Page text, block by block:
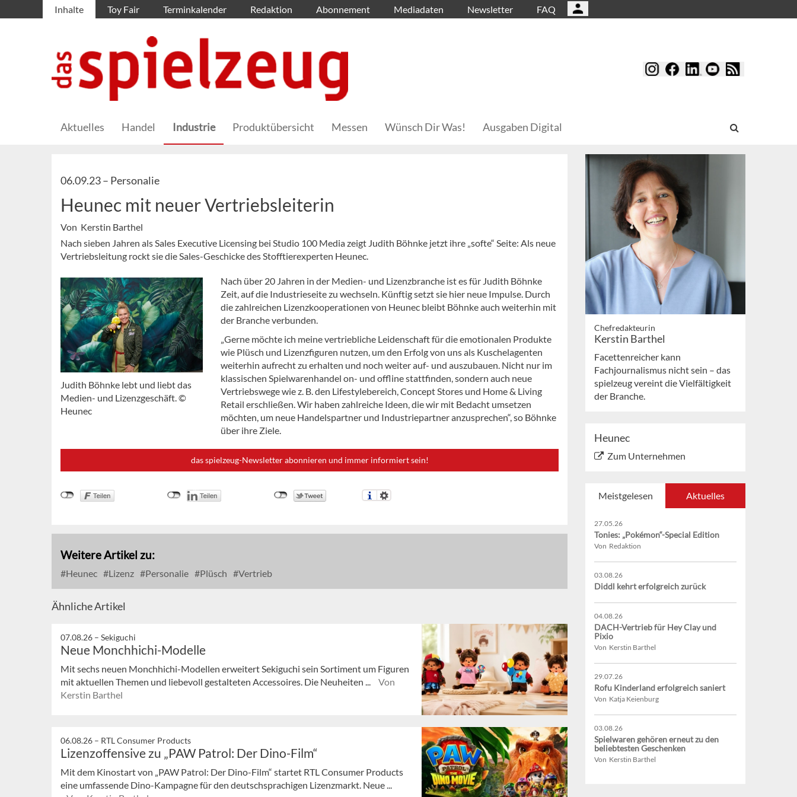
Inhalte Toy Fair Terminkalender Redaktion Abonnement Mediadaten Newsletter FAQ
Aktuelles Handel Industrie Produktübersicht Messen Wünsch Dir Was! Ausgaben Digital
06.09.23 – Personalie
Heunec mit neuer Vertriebsleiterin
Von Kerstin Barthel
Nach sieben Jahren als Sales Executive Licensing bei Studio 100 Media zeigt Judith Böhnke jetzt ihre „softe“ Seite: Als neue
Vertriebsleitung rockt sie die Sales-Geschicke des Stofftierexperten Heunec.
Judith Böhnke lebt und liebt das
Medien- und Lizenzgeschäft. ©
Heunec
Nach über 20 Jahren in der Medien- und Lizenzbranche ist es für Judith Böhnke
Zeit, auf die Industrieseite zu wechseln. Künftig setzt sie hier neue Impulse. Durch
die zahlreichen Lizenzkooperationen von Heunec bleibt Böhnke auch weiterhin mit
der Branche verbunden.
„Gerne möchte ich meine vertriebliche Leidenschaft für die emotionalen Produkte
wie Plüsch und Lizenzfiguren nutzen, um den Erfolg von uns als Kuschelagenten
weiterhin aufrecht zu erhalten und noch weiter auf- und auszubauen. Nicht nur im
klassischen Spielwarenhandel on- und offline stattfinden, sondern auch neue
Vertriebswege wie z. B. den Lifestylebereich, Concept Stores und Home & Living
Retail erschließen. Wir haben zahlreiche Ideen, die wir mit Bedacht umsetzen
möchten, um neue Handelspartner und Industriepartner anzusprechen“, so Böhnke
über ihre Ziele.
das spielzeug-Newsletter abonnieren und immer informiert sein!
Weitere Artikel zu:
Heunec Lizenz Personalie Plüsch Vertrieb
Ähnliche Artikel
07.08.26 – Sekiguchi
Neue Monchhichi-Modelle
Mit sechs neuen Monchhichi-Modellen erweitert Sekiguchi sein Sortiment um Figuren
mit aktuellen Themen und liebevoll gestalteten Accessoires. Die Neuheiten ...
Von
Kerstin Barthel
06.08.26 – RTL Consumer Products
Lizenzoffensive zu „PAW Patrol: Der Dino-Film“
Mit dem Kinostart von „PAW Patrol: Der Dino-Film“ startet RTL Consumer Products
eine umfassende Dino-Kampagne für den deutschsprachigen Lizenzmarkt. Neue ...
Chefredakteurin
Kerstin Barthel
Facettenreicher kann
Fachjournalismus nicht sein – das
spielzeug vereint die Vielfältigkeit
der Branche.
Heunec
Zum Unternehmen
Meistgelesen Aktuelles
27.05.26
Tonies: „Pokémon“-Special Edition
Von Redaktion
03.08.26
Diddl kehrt erfolgreich zurück
04.08.26
DACH-Vertrieb für Hey Clay und
Pixio
Von Kerstin Barthel
29.07.26
Rofu Kinderland erfolgreich saniert
Von Katja Keienburg
03.08.26
Spielwaren gehören erneut zu den
beliebtesten Geschenken
Von Kerstin Barthel